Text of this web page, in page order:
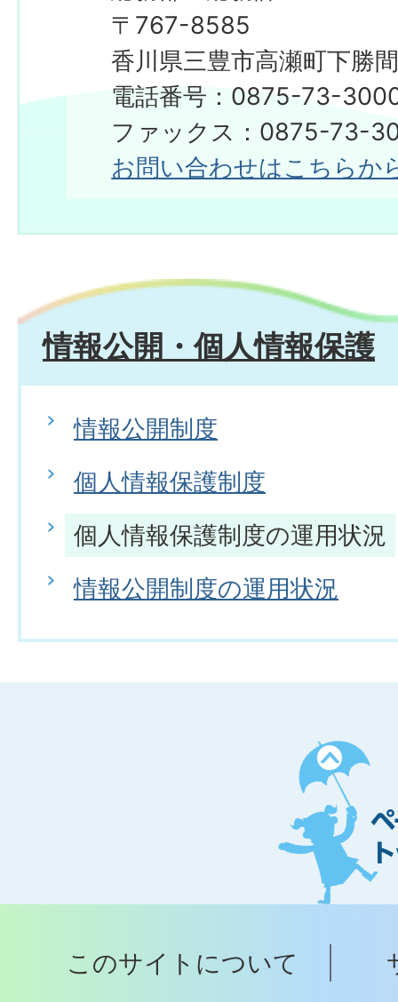
〒767-8585
香川県三豊市高瀬町下勝
電話番号：0875-73-
ファックス：0875-73-
お問い合わせはこちらか
情報公開・個人情報保護
情報公開制度
個人情報保護制度
個人情報保護制度の運用状況
情報公開制度の運用状況
ペ
ー
ジ
ト
ッ
へ
このサイトについて